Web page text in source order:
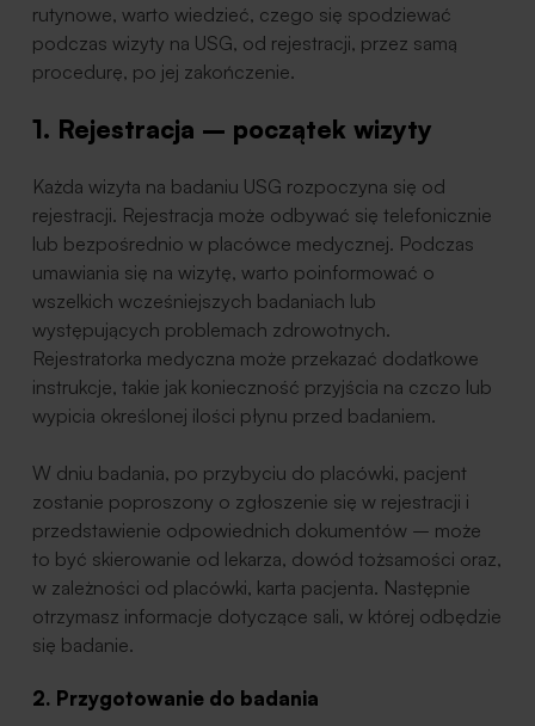
rutynowe, warto wiedzieć, czego się spodziewać
podczas wizyty na USG, od rejestracji, przez samą
procedurę, po jej zakończenie.
1. Rejestracja – początek wizyty
Każda wizyta na badaniu USG rozpoczyna się od
rejestracji. Rejestracja może odbywać się telefonicznie
lub bezpośrednio w placówce medycznej. Podczas
umawiania się na wizytę, warto poinformować o
wszelkich wcześniejszych badaniach lub
występujących problemach zdrowotnych.
Rejestratorka medyczna może przekazać dodatkowe
instrukcje, takie jak konieczność przyjścia na czczo lub
wypicia określonej ilości płynu przed badaniem.
W dniu badania, po przybyciu do placówki, pacjent
zostanie poproszony o zgłoszenie się w rejestracji i
przedstawienie odpowiednich dokumentów – może
to być skierowanie od lekarza, dowód tożsamości oraz,
w zależności od placówki, karta pacjenta. Następnie
otrzymasz informacje dotyczące sali, w której odbędzie
się badanie.
2. Przygotowanie do badania